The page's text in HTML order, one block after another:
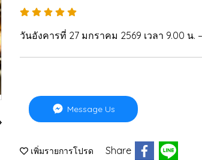
วันอังคารที่ 27 มกราคม 2569 เวลา 9.00 น. –
Message Us
เพิ่มรายการโปรด Share